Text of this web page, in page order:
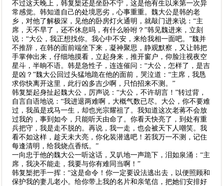
不过这天晚上，韩复榘还是坐卧不宁，这是他有生以来第一次异
常感觉。韩知道自己的处境恶劣，心事重重。魏大公是韩的老
乡，对他了解极深，见他的卧房灯火通明，就敲门进来说：“主
席，天不早了，还不休息吗，有什么吩咐？”韩见魏进来，立刻
说：“大公，我正想找你。我心中不安，来给我相一面吧。”魏并
不推辞，在韩的面前端坐下来，凝神聚思，静观默察，又让韩把
手掌伸出来，仔细地摸看，立起身来，推开窗户，仰脸注视夜空
星斗，半晌不语。韩是急性子，连连催问：“大公，怎样了，是吉
是凶？”魏大公回过头猛地跪在他的面前，哭泣道：“主席，我恳
求你快离开这里，此行凶多吉少啊，只怕招来不测。”
韩复榘起身扯起魏大公，厉声说：“大公，不许胡言！”转过背，
自言自语地说：“我进退两难啊，大概气数已尽。大公，你不要难
过，我虽是戎马一生，却也光宗耀祖了。我知道这次老蒋不会放
过我的，事到如今，只能听天由命了。你看天快亮了，到处有重
兵把守，我是走不脱的。再说，我一走，也会被天下人嘲笑。我
看不如这样，趁天未大亮，你化装潜逃吧！若我万一不测，记住
每逢清明，给我烧点香纸。”
一向忠于他的魏大公一听这话，又叭地一声跪下，泪如泉涌：“主
席，我决不能走，我要与你有难同当啊！”
韩复榘把手一挥：“这是命令！你一定要设法逃出去，以便照顾和
保护我的妻儿老小。给你带上我的名片和亲笔信，把她们安排好